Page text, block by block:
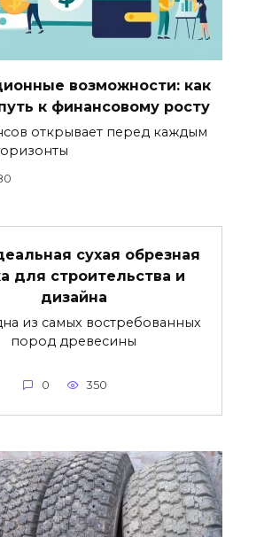
возможности: как
к финансовому росту
открывает перед каждым
сухая обрезная
для строительства и
дизайна
из самых востребованных
пород древесины
0 350